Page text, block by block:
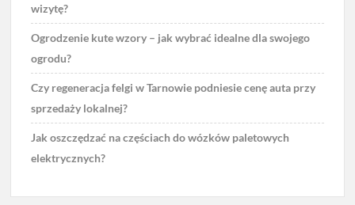
wizytę?
Ogrodzenie kute wzory – jak wybrać idealne dla swojego
ogrodu?
Czy regeneracja felgi w Tarnowie podniesie cenę auta przy
sprzedaży lokalnej?
Jak oszczędzać na częściach do wózków paletowych
elektrycznych?